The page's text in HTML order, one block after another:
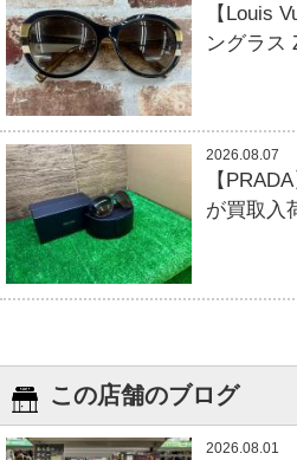
【Louis
ングラス
2026.08.07
【
が買取入
この店舗のブログ
2026.08.01